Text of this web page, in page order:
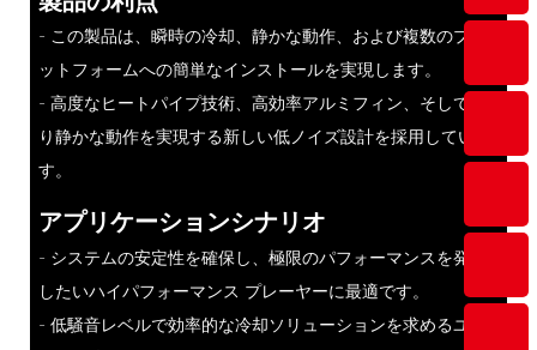
- この製品は、瞬時の冷却、静かな動作、および複数のプラ
ットフォームへの簡単なインストールを実現します。
- 高度なヒートパイプ技術、高効率アルミフィン、そしてよ
り静かな動作を実現する新しい低ノイズ設計を採用していま
す。
アプリケーションシナリオ
- システムの安定性を確保し、極限のパフォーマンスを発揮
したいハイパフォーマンス プレーヤーに最適です。
- 低騒音レベルで効率的な冷却ソリューションを求めるユー